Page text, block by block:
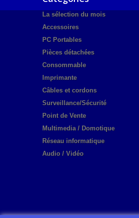
La sélection du mois
Accessoires
PC Portables
Pièces détachées
Consommable
Imprimante
Câbles et cordons
Surveillance/Sécurité
Point de Vente
Multimedia / Domotique
Réseau informatique
Audio / Vidéo